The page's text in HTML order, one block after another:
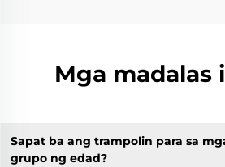
Mga madalas
Sapat ba ang trampolin para sa
grupo ng edad?